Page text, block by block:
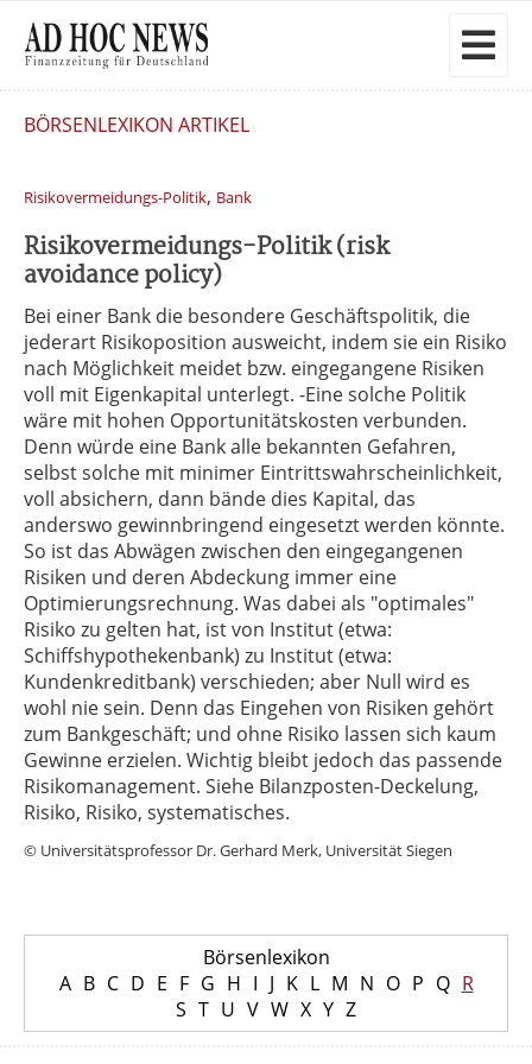
BÖRSENLEXIKON ARTIKEL
Risikovermeidungs-Politik, Bank
Risikovermeidungs-Politik (risk
avoidance policy)
Bei einer Bank die besondere Geschäftspolitik, die
jederart Risikoposition ausweicht, indem sie ein Risiko
nach Möglichkeit meidet bzw. eingegangene Risiken
voll mit Eigenkapital unterlegt. -Eine solche Politik
wäre mit hohen Opportunitätskosten verbunden.
Denn würde eine Bank alle bekannten Gefahren,
selbst solche mit minimer Eintrittswahrscheinlichkeit,
voll absichern, dann bände dies Kapital, das
anderswo gewinnbringend eingesetzt werden könnte.
So ist das Abwägen zwischen den eingegangenen
Risiken und deren Abdeckung immer eine
Optimierungsrechnung. Was dabei als "optimales"
Risiko zu gelten hat, ist von Institut (etwa:
Schiffshypothekenbank) zu Institut (etwa:
Kundenkreditbank) verschieden; aber Null wird es
wohl nie sein. Denn das Eingehen von Risiken gehört
zum Bankgeschäft; und ohne Risiko lassen sich kaum
Gewinne erzielen. Wichtig bleibt jedoch das passende
Risikomanagement. Siehe Bilanzposten-Deckelung,
Risiko, Risiko, systematisches.
© Universitätsprofessor Dr. Gerhard Merk, Universität Siegen
Börsenlexikon
A B C D E F G H I J K L M N O P Q R
S T U V W X Y Z